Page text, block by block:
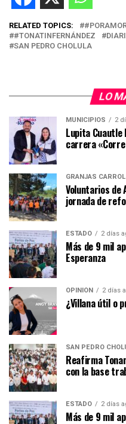
RELATED TOPICS:
#TONATINFERNÁNDEZ
SAN PEDRO CHOLULA
LO
MUNICIPIOS 2
Lupita Cuautle
carrera
GRANJAS CARROL
Voluntarios de
jornada de
ESTADO 2 días
Más de 9 mil
Esperanza
OPINIÓN 2 días
¿Villana útil o
SAN PEDRO
Reafirma
con la base
ESTADO 2 días
Más de 9 mil